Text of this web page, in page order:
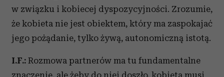
w związku i kobiecej dyspozycyjności. Zrozumie,
że kobieta nie jest obiektem, który ma zaspokajać
jego pożądanie, tylko żywą, autonomiczną istotą.
I.F.: Rozmowa partnerów ma tu fundamentalne
znaczenie, ale żeby do niej doszło, kobieta musi